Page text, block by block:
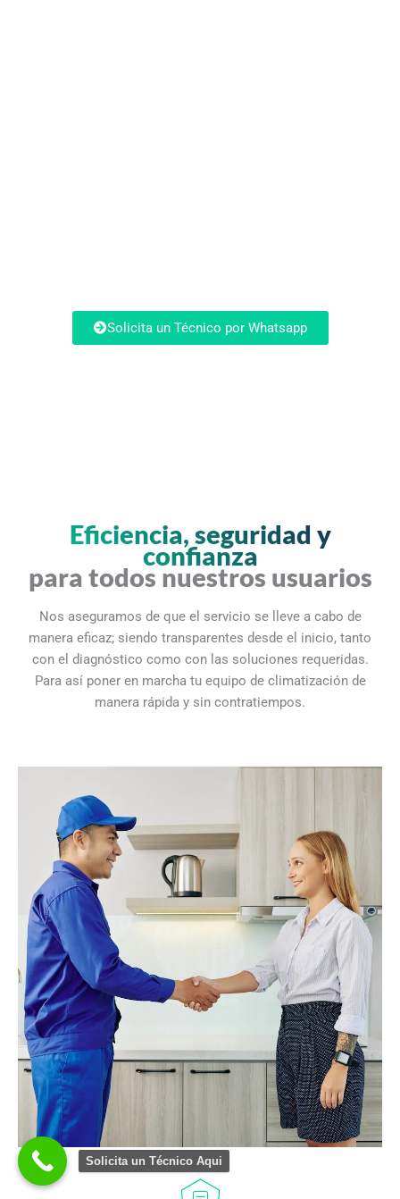
Solicita un Técnico por Whatsapp
Eficiencia, seguridad y
confianza
para todos nuestros usuarios
Nos aseguramos de que el servicio se lleve a cabo de
manera eficaz; siendo transparentes desde el inicio, tanto
con el diagnóstico como con las soluciones requeridas.
Para así poner en marcha tu equipo de climatización de
manera rápida y sin contratiempos.
Solicita un Técnico Aqui